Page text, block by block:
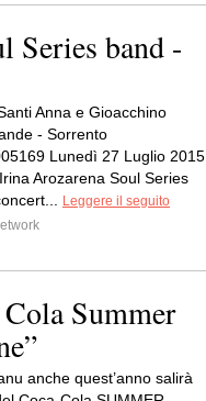
Series band -
Anna e Gioacchino
- Sorrento
Lunedì 27 Luglio
Arozarena Soul Series
Leggere il seguito
Summer
anche quest’anno salirà